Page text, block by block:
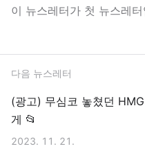
이 뉴스레터가 첫 뉴스레
다음 뉴스레터
(광고) 무심코 놓쳤던
게 📂
2023. 11. 21.